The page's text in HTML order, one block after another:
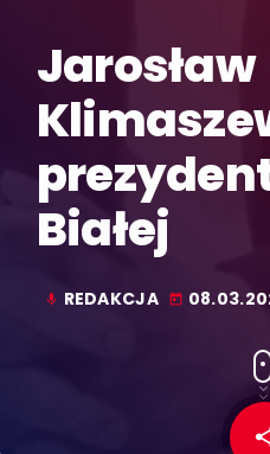
Jarosław
Białej
mic REDAKCJA today